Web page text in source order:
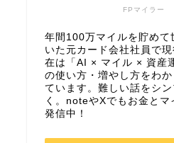
FPマイラー
年間100万マイルを貯めて
いた元カード会社社員で
在は「AI × マイル × 資産
の使い方・増やし方をわか
ています。難しい話をシ
く。noteやXでもお金とマ
発信中！